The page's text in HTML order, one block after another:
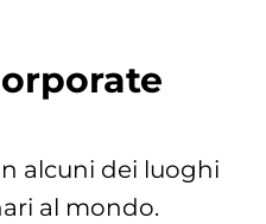
alcuni dei luoghi
al mondo.